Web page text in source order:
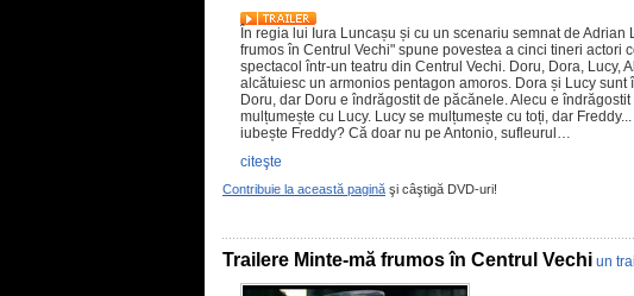
În regia lui Iura Luncașu și cu un scenariu semnat de Adrian
frumos în Centrul Vechi" spune povestea a cinci tineri actori
spectacol într-un teatru din Centrul Vechi. Doru, Dora, Lucy,
alcătuiesc un armonios pentagon amoros. Dora și Lucy sunt
Doru, dar Doru e îndrăgostit de păcănele. Alecu e
mulțumește cu Lucy. Lucy se mulțumește cu toți, dar
iubește Freddy? Că doar nu pe Antonio, sufleurul…
citeşte
Contribuie la această pagină şi câştigă DVD-uri!
Trailere Minte-mă frumos în Centrul Vechi un